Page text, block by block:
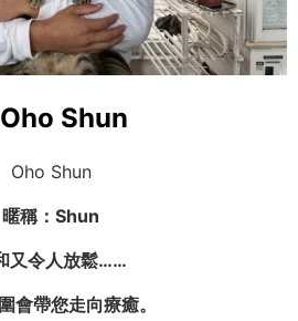
全力幫客人留下最棒回憶！
Oho Shun
Oho Shun
暱稱：Shun
又令人放鬆……
會帶您走向療癒。